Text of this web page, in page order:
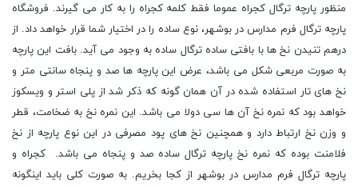
منظور پارچه ترگال کجراه عموما فقط کلمه کجراه را به کار می گیرند. فروشگاه
پارچه ترگال فرم مدارس در بوشهر، نوع ساده را در اختیار شما قرار خواهد داد. از
درهم تنیدن نخ ها با بافتی ساده ترگال ساده به وجود می آید. بافت این پارچه
به صورت مربعی شکل می باشد، عرض این پارچه ها صد و پنجاه سانتی متر و
نخ های تار استفاده شده در آن همان گونه که ذکر شد از پلی استر و ویسکوز
خواهد بود که نمره نخ آن ها سی دولا می باشد. این نمره نخ به ضخامت، قطر
و وزن نخ ارتباط دارد و همچنین نخ های پود مصرفی در این نوع پارچه از نخ
فلامنت بوده که نمره نخ پارچه ترگال ساده صد و پنجاه می باشد. کجراه و
پارچه ترگال فرم مدارس در بوشهر از کجا بخریم. به صورت کلی باید اینگونه